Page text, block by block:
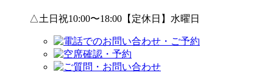
△土日祝10:00〜18:00【定休日】水曜日